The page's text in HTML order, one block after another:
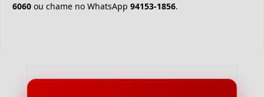
6060 ou chame no WhatsApp 94153-1856.